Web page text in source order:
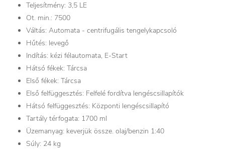
Teljesítmény: 3,5 LE
Ot. min.: 7500
Váltás: Automata - centrifugális tengelykapcsoló
Hűtés: levegő
Indítás: kézi félautomata, E-Start
Hátsó fékek: Tárcsa
Első fékek: Tárcsa
Első felfüggesztés: Felfelé fordítva lengéscsillapítók
Hátsó felfüggesztés: Központi lengéscsillapító
Tartály térfogata: 1700 ml
Üzemanyag: keverjük össze. olaj/benzin 1:40
Súly: 24 kg